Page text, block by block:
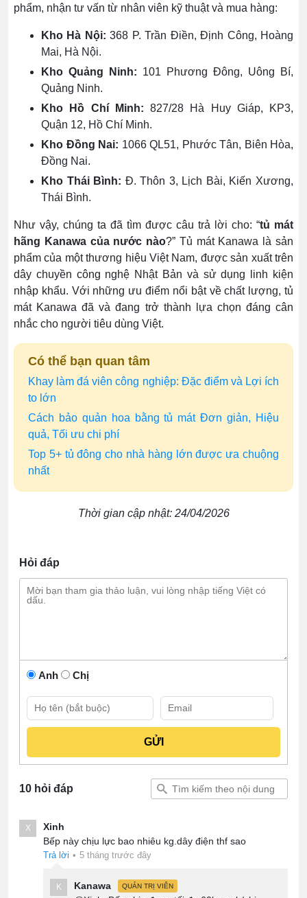
phẩm, nhận tư vấn từ nhân viên kỹ thuật và mua hàng:
Kho Hà Nội:368 P. Trần Điền, Định Công, Hoàng
Mai, Hà Nội.
Kho Quảng Ninh: 101 Phương Đông, Uông Bí,
Quảng Ninh.
Kho Hồ Chí Minh: 827/28 Hà Huy Giáp, KP3,
Quận 12, Hồ Chí Minh.
Kho Đồng Nai: 1066 QL51, Phước Tân, Biên Hòa,
Đồng Nai.
Kho Thái Bình: Đ. Thôn 3, Lịch Bài, Kiến Xương,
Thái Bình.
Như vậy, chúng ta đã tìm được câu trả lời cho: “tủ mát
hãng Kanawa của nước nào?” Tủ mát Kanawa là sản
phẩm của một thương hiệu Việt Nam, được sản xuất trên
dây chuyền công nghệ Nhật Bản và sử dụng linh kiện
nhập khẩu. Với những ưu điểm nổi bật về chất lượng, tủ
mát Kanawa đã và đang trở thành lựa chọn đáng cân
nhắc cho người tiêu dùng Việt.
Có thể bạn quan tâm
Khay làm đá viên công nghiệp: Đặc điểm và Lợi ích
to lớn
Cách bảo quản hoa bằng tủ mát Đơn giản, Hiệu
quả, Tối ưu chi phí
Top 5+ tủ đông cho nhà hàng lớn được ưa chuộng
nhất
Thời gian cập nhật: 24/04/2026
Hỏi đáp
Anh Chị
10 hỏi đáp
X
Xinh
Bếp này chịu lực bao nhiêu kg.dây điện thf sao
Trả lời • 5 tháng trước đây
K Kanawa QUẢN TRỊ VIÊN